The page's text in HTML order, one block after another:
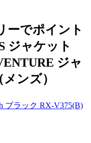
ーでポイント
ジャケット
ジャ
ンズ）
ブラック RX-V375(B)